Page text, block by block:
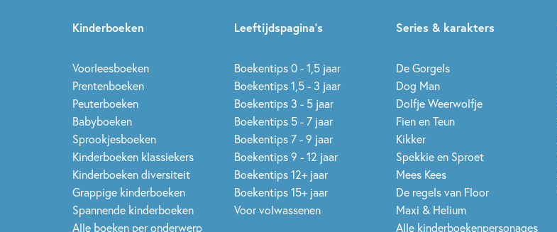
Kinderboeken
Voorleesboeken
Prentenboeken
Peuterboeken
Babyboeken
Sprookjesboeken
Kinderboeken klassiekers
Kinderboeken diversiteit
Grappige kinderboeken
Spannende kinderboeken
Alle boeken per onderwerp
Leeftijdspagina’s
Boekentips 0 - 1,5 jaar
Boekentips 1,5 - 3 jaar
Boekentips 3 - 5 jaar
Boekentips 5 - 7 jaar
Boekentips 7 - 9 jaar
Boekentips 9 - 12 jaar
Boekentips 12+ jaar
Boekentips 15+ jaar
Voor volwassenen
Series & karakters
De Gorgels
Dog Man
Dolfje Weerwolfje
Fien en Teun
Kikker
Spekkie en Sproet
Mees Kees
De regels van Floor
Maxi & Helium
Alle kinderboekenpersonages